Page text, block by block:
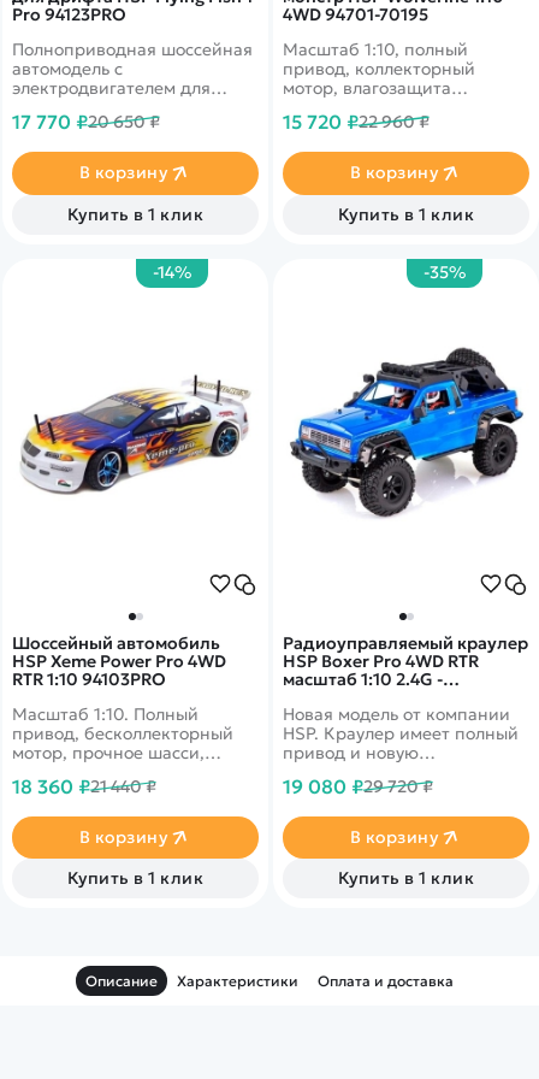
Pro 94123PRO
Полноприводная шоссейная
автомодель с
электродвигателем для
управляемость
17 770 ₽20 650 ₽
В корзину
Купить в 1 клик
4WD 94701-70195
Масштаб 1:10, полный
привод, коллекторный
мотор, влагозащита
амортизаторы, новое шасси,
15 720 ₽22 960 ₽
В корзину
Купить в 1 клик
-14%
Шоссейный автомобиль
HSP Xeme Power Pro 4WD
RTR 1:10 94103PRO
Масштаб 1:10. Полный
привод, бесколлекторный
мотор, прочное шасси,
деталями. Скорость до 60
18 360 ₽21 440 ₽
В корзину
Купить в 1 клик
-35%
Радиоуправляемый краулер
HSP Boxer Pro 4WD RTR
масштаб 1:10 2.4G -
Новая модель от компании
HSP. Краулер имеет полный
привод и новую
19 080 ₽29 720 ₽
В корзину
Купить в 1 клик
Описание Характеристики Оплата и доставка